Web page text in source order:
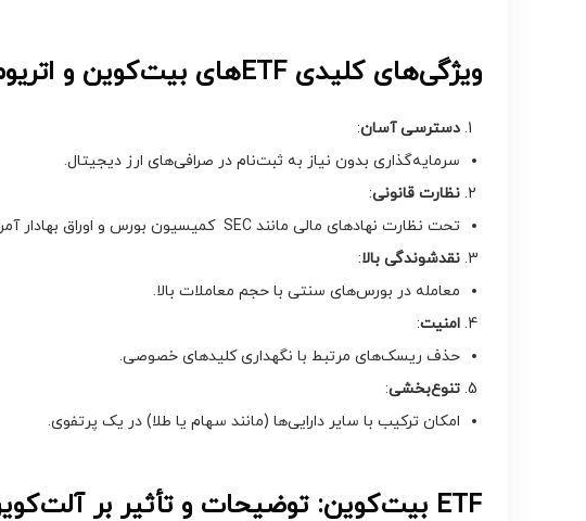
ویژگی‌های کلیدیETFهای بیت‌کوین و
دسترسی آسان:
سرمایه‌گذاری بدون نیاز به ثبت‌نام در صرافی‌های ارز دیجیتال.
نظارت قانونی:
تحت نظارت نهادهای مالی مانند SEC کمیسیون بورس و اوراق بهادار آمریکا.
نقدشوندگی بالا:
معامله در بورس‌های سنتی با حجم معاملات بالا.
امنیت:
حذف ریسک‌های مرتبط با نگهداری کلیدهای خصوصی.
تنوع‌بخشی:
امکان ترکیب با سایر دارایی‌ها (مانند سهام یا طلا) در یک پرتفوی.
ETF بیت‌کوین: توضیحات و تأثیر بر